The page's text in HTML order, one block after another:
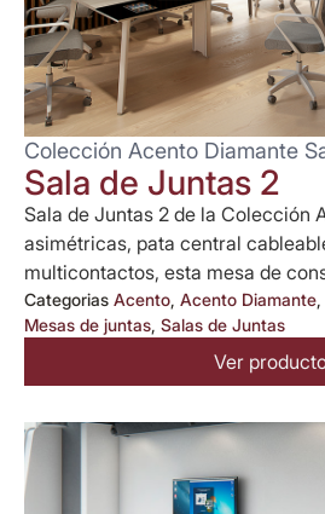
Colección Acento Diamante
Sala de Juntas 2
Sala de Juntas 2 de la Colección
asimétricas, pata central
multicontactos, esta mesa de
Categorias Acento, Acento Diamante,
Mesas de juntas, Salas de Juntas
Ver